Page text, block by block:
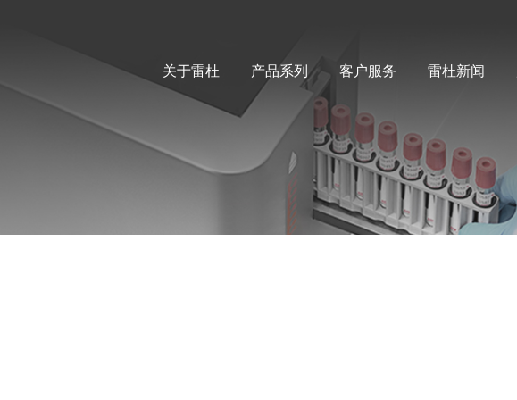
关于雷杜 产品系列 客户服务 雷杜新闻